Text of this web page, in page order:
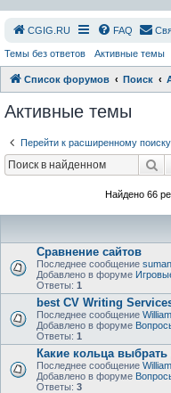
СGIG.RU FAQ
Темы без ответов Активные темы
Список форумов Поиск
Активные темы
Перейти к расширенному поиску
Найдено 66
Сравнение сайтов
Последнее сообщение
Добавлено в форуме
Ответы: 1
best CV Writing
Последнее сообщение
Добавлено в форуме
Ответы: 1
Какие кольца
Последнее сообщение
Добавлено в форуме
Ответы: 3